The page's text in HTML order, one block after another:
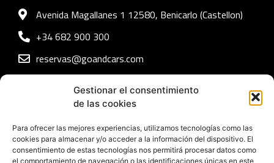
Gestionar el consentimiento
de las cookies
Para ofrecer las mejores experiencias, utilizamos tecnologías como las
cookies para almacenar y/o acceder a la información del dispositivo. El
consentimiento de estas tecnologías nos permitirá procesar datos como
el comportamiento de navegación o las identificaciones únicas en este
Avenida Magallanes 1 12580, Benicarlo (Castellon)
+34 682 900 300
reservas@goandcars.com
Nuestra flota
Preguntas frecuentes
Accesibilidad
Política de Cookies